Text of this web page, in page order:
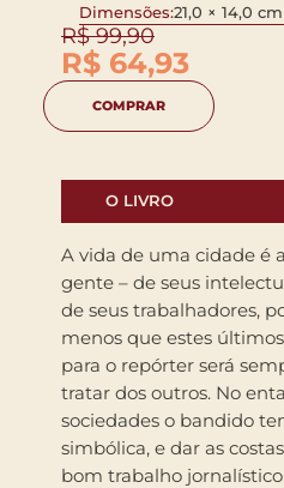
Dimensões:21,0 × 14,0 cm
R$99,90
R$ 64,93
COMPRAR
O LIVRO
A vida de uma cidade é
gente – de seus
de seus trabalhadores,
menos que estes
para o repórter será
tratar dos outros. No
sociedades o bandido
simbólica, e dar as
bom trabalho